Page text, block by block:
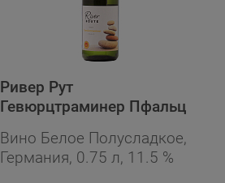
Ривер Рут
Гевюрцтраминер Пфальц
Вино Белое Полусладкое,
Германия, 0.75 л, 11.5 %